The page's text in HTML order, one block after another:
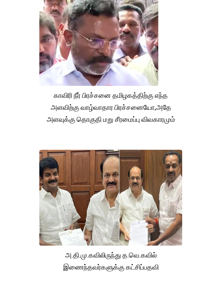
காவிரி நீர் பிரச்சனை தமிழகத்திற்கு எந்த
அளவிற்கு வாழ்வாதார பிரச்சனையோ,அதே
அளவுக்கு தொகுதி மறு சீரமைப்பு விவகாரமும்
அ.தி.மு.கவிலிருந்து த.வெ.கவில்
இணைந்தவர்களுக்கு கட்சிப்பதவி